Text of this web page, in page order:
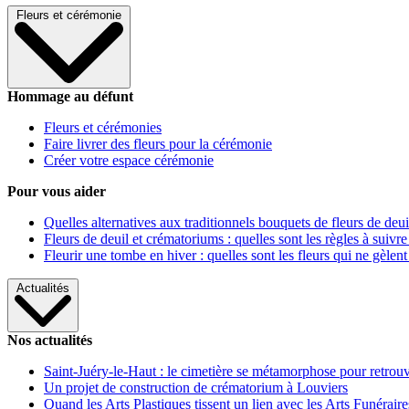
Fleurs et cérémonie
Hommage au défunt
Fleurs et cérémonies
Faire livrer des fleurs pour la cérémonie
Créer votre espace cérémonie
Pour vous aider
Quelles alternatives aux traditionnels bouquets de fleurs de
Fleurs de deuil et crématoriums : quelles sont les règles à
Fleurir une tombe en hiver : quelles sont les fleurs qui ne gèlent
Actualités
Nos actualités
Saint-Juéry-le-Haut : le cimetière se métamorphose pour
Un projet de construction de crématorium à Louviers
Quand les Arts Plastiques tissent un lien avec les Arts